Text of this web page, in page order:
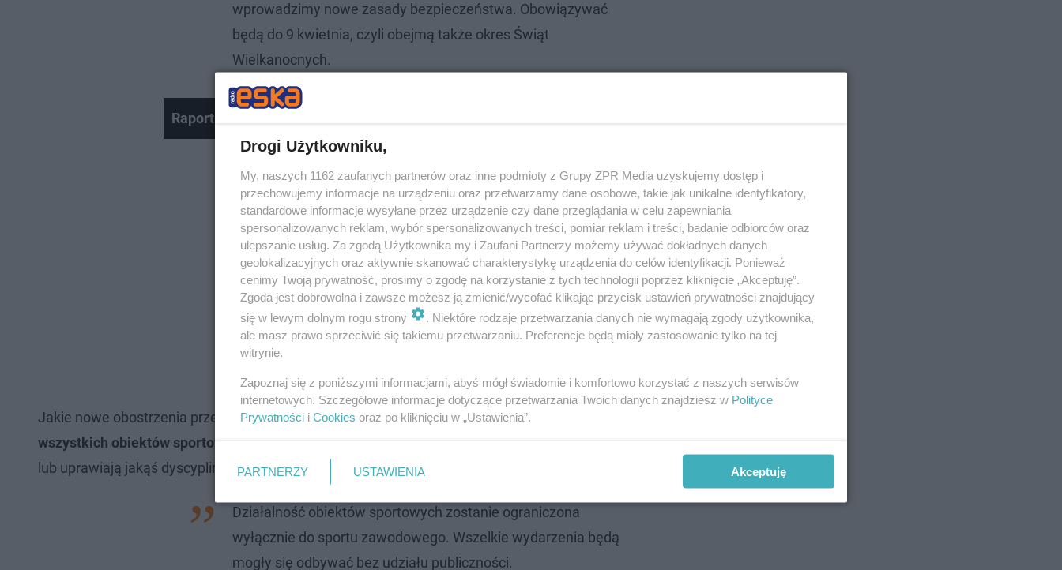
wprowadzimy nowe zasady bezpieczeństwa. Obowiązywać
będą do 9 kwietnia, czyli obejmą także okres Świąt
Wielkanocnych.
Raport z anteny 24.03, godz.10
Jakie nowe obostrzenia przewiduje twardy lockdown? Jednym z nich jestzakaz uprawiania sportu na terenie
wszystkich obiektów sportowych
lub uprawiają jakąś dyscyplinę zawodowo, tzn.
posiadają licencję sportową
Działalność obiektów sportowych zostanie ograniczona
wyłącznie do sportu zawodowego. Wszelkie wydarzenia będą
mogły się odbywać bez udziału publiczności.
Drogi Użytkowniku,
My, naszych 1162 zaufanych partnerów oraz inne podmioty z Grupy ZPR Media uzyskujemy dostęp i
przechowujemy informacje na urządzeniu oraz przetwarzamy dane osobowe, takie jak unikalne identyfikatory,
standardowe informacje wysyłane przez urządzenie czy dane przeglądania w celu zapewniania
spersonalizowanych reklam, wybór spersonalizowanych treści, pomiar reklam i treści, badanie odbiorców oraz
ulepszanie usług. Za zgodą Użytkownika my i Zaufani Partnerzy możemy używać dokładnych danych
geolokalizacyjnych oraz aktywnie skanować charakterystykę urządzenia do celów identyfikacji. Ponieważ
cenimy Twoją prywatność, prosimy o zgodę na korzystanie z tych technologii poprzez kliknięcie „Akceptuję”.
Zgoda jest dobrowolna i zawsze możesz ją zmienić/wycofać klikając przycisk ustawień prywatności znajdujący
się w lewym dolnym rogu strony
. Niektóre rodzaje przetwarzania danych nie wymagają zgody użytkownika,
ale masz prawo sprzeciwić się takiemu przetwarzaniu. Preferencje będą miały zastosowanie tylko na tej
witrynie.
Zapoznaj się z poniższymi informacjami, abyś mógł świadomie i komfortowo korzystać z naszych serwisów
internetowych. Szczegółowe informacje dotyczące przetwarzania Twoich danych znajdziesz w Polityce
Prywatności i Cookies oraz po kliknięciu w „Ustawienia”.
PARTNERZY USTAWIENIA Akceptuję